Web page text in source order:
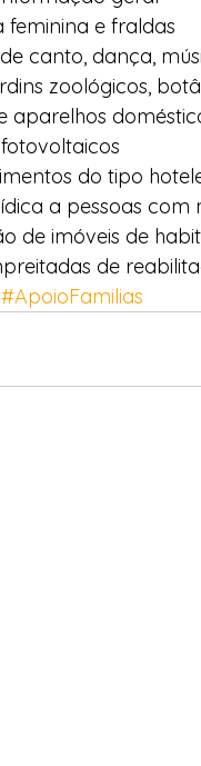
feminina e fraldas
canto, dança,
zoológicos,
aparelhos
do tipo
a pessoas
de imóveis de
de
#ApoioFamilias